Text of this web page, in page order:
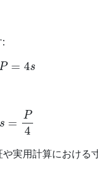
P =4s
4
実用計算における